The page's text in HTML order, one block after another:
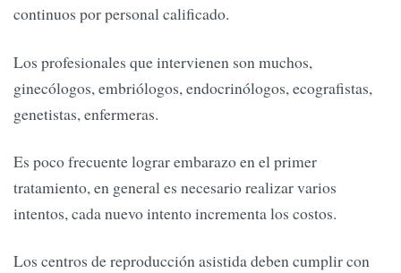
continuos por personal calificado.
Los profesionales que intervienen son muchos,
ginecólogos, embriólogos, endocrinólogos, ecografistas,
genetistas, enfermeras.
Es poco frecuente lograr embarazo en el primer
tratamiento, en general es necesario realizar varios
intentos, cada nuevo intento incrementa los costos.
Los centros de reproducción asistida deben cumplir con